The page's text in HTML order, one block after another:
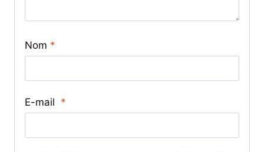
Nom *
E-mail *